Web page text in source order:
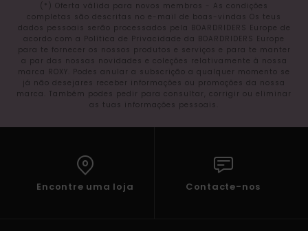
(*) Oferta válida para novos membros - As condições
completas são descritas no e-mail de boas-vindas Os teus
dados pessoais serão processados pela BOARDRIDERS Europe de
acordo com a Política de Privacidade da BOARDRIDERS Europe
para te fornecer os nossos produtos e serviços e para te manter
a par das nossas novidades e coleções relativamente à nossa
marca ROXY. Podes anular a subscrição a qualquer momento se
já não desejares receber informações ou promoções da nossa
marca. Também podes pedir para consultar, corrigir ou eliminar
as tuas informações pessoais.
Encontre uma loja Contacte-nos